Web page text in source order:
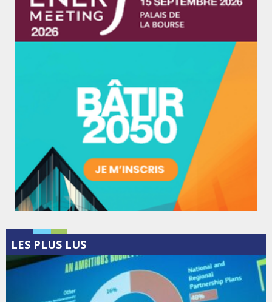
LES PLUS LUS